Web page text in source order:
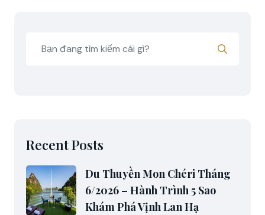
Recent Posts
Du Thuyền Mon Chéri Tháng
6/2026 – Hành Trình 5 Sao
Khám Phá Vịnh Lan Hạ